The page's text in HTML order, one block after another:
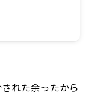
れた余ったから